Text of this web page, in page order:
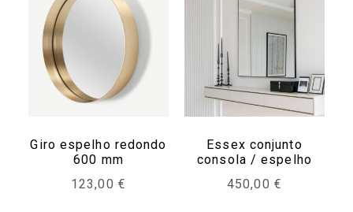
Giro espelho redondo
600 mm
123,00 €
Essex conjunto
consola / espelho
450,00 €